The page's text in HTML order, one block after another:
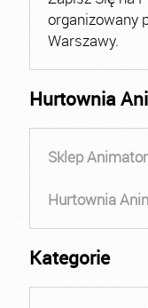
organizowany
Warszawy.
Hurtownia
Sklep
Hurtownia
Kategorie